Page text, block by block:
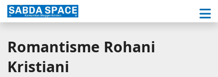
Romantisme Rohani
Kristiani